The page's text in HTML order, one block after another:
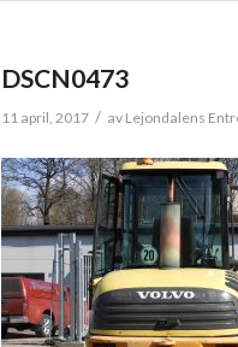
DSCN0473
11 april, 2017 / av Lejondalens